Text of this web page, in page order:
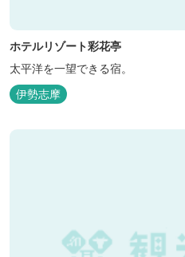
ホテルリゾート彩花亭
太平洋を一望できる宿。
伊勢志摩